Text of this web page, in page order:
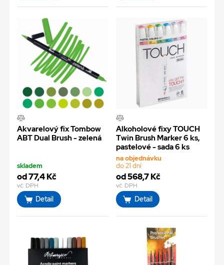
Akvarelový fix Tombow
ABT Dual Brush - zelená
skladem
od 77,4 Kč
vč. DPH
Detail
Alkoholové fixy TOUCH
Twin Brush Marker 6 ks,
pastelové - sada 6 ks
na objednávku
do 21 dní
od 568,7 Kč
vč. DPH
Detail